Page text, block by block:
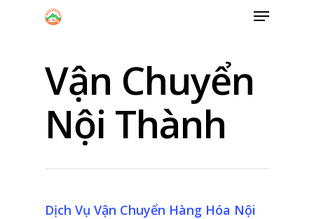
Hit enter to search or ESC to close
Vận Chuyển
Nội Thành
Dịch Vụ Vận Chuyển Hàng Hóa Nội